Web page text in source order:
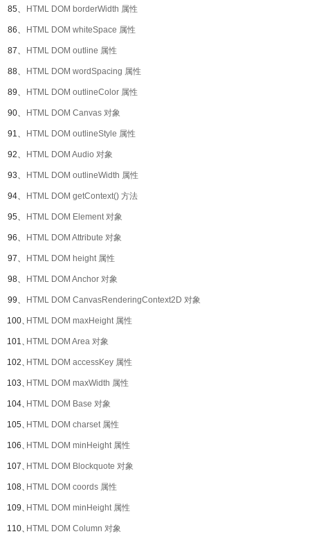
85、 HTML DOM borderWidth 属性
86、 HTML DOM whiteSpace 属性
87、 HTML DOM outline 属性
88、 HTML DOM wordSpacing 属性
89、 HTML DOM outlineColor 属性
90、 HTML DOM Canvas 对象
91、 HTML DOM outlineStyle 属性
92、 HTML DOM Audio 对象
93、 HTML DOM outlineWidth 属性
94、 HTML DOM getContext() 方法
95、 HTML DOM Element 对象
96、 HTML DOM Attribute 对象
97、 HTML DOM height 属性
98、 HTML DOM Anchor 对象
99、 HTML DOM CanvasRenderingContext2D 对象
100、HTML DOM maxHeight 属性
101、HTML DOM Area 对象
102、HTML DOM accessKey 属性
103、HTML DOM maxWidth 属性
104、HTML DOM Base 对象
105、HTML DOM charset 属性
106、HTML DOM minHeight 属性
107、HTML DOM Blockquote 对象
108、HTML DOM coords 属性
109、HTML DOM minHeight 属性
110、HTML DOM Column 对象